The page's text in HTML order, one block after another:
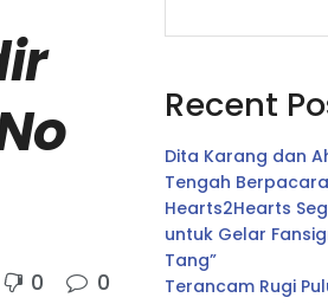
0 0
Recent
Dita Karang dan
Tengah
Hearts2Hearts
untuk Gelar
Tang”
Terancam Rugi